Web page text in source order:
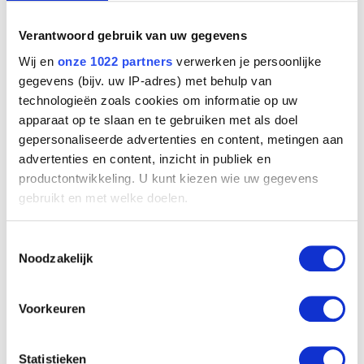
Verantwoord gebruik van uw gegevens
Wij en onze 1022 partners verwerken je persoonlijke
gegevens (bijv. uw IP-adres) met behulp van
technologieën zoals cookies om informatie op uw
apparaat op te slaan en te gebruiken met als doel
gepersonaliseerde advertenties en content, metingen aan
advertenties en content, inzicht in publiek en
productontwikkeling. U kunt kiezen wie uw gegevens
gebruikt en met welke doelen.
Informatie verzamelen over uw geografische
locatie, die tot een paar meter nauwkeurig kan zijn
scannen op specifieke eigenschappen (fingerprinting)
detailgedeeltein.
Noodzakelijk
Voorkeuren
Statistieken
Verona (Italië) 1438 - 1598
Caliari Carletto
Venetië (Italië) 1570 - 1596
Calonne Cécile
Bergen 1936
Calonne Jacques
Bergen 1930
Calraet Abraham van
Dordrecht (Nederland) 1642 - 1722
Calvaert Denys
Camacho Jorge
Cambiaso Luca
Sint-Gillis / Brussel 1879 - Elsene / Brussel 1963